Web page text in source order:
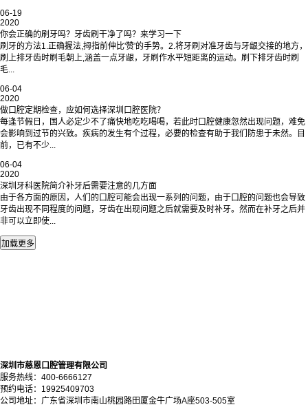
06-19
2020
你会正确的刷牙吗？牙齿刷干净了吗？来学习一下
刷牙的方法1.正确握法,拇指前伸比'赞'的手势。2.将牙刷对准牙齿与牙龈交接的地方，
刷上排牙齿时刷毛朝上,涵盖一点牙龈，牙刷作水平短距离的运动。刷下排牙齿时刷
毛...
06-04
2020
做口腔定期检查，应如何选择深圳口腔医院？
每逢节假日，国人必定少不了痛快地吃吃喝喝，若此时口腔健康忽然出现问题，难免
会影响到过节的兴致。疾病的发生有个过程，必要的检查有助于我们防患于未然。目
前，已有不少...
06-04
2020
深圳牙科医院简介补牙后需要注意的几方面
由于各方面的原因，人们的口腔可能会出现一系列的问题，由于口腔的问题也会导致
牙齿出现不同程度的问题，牙齿在出现问题之后就需要及时补牙。然而在补牙之后并
非可以立即使...
深圳市慈恩口腔管理有限公司
服务热线：400-6666127
预约电话：19925409703
公司地址：广东省深圳市南山桃园路田厦金牛广场A座503-505室